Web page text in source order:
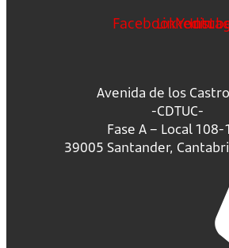
FacebookLinkedin
Avenida de los
-CDTUC-
Fase A – Local 108-
39005 Santander,